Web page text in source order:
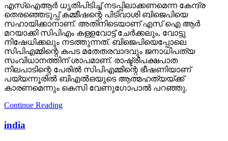
എസ്‌ഐആര്‍ ധൃതിപിടിച്ച് നടപ്പിലാക്കണമെന്ന കേന്ദ്ര
തെരഞ്ഞെടുപ്പ് കമ്മീഷന്റെ പിടിവാശി ബിജെപിയെ
സഹായിക്കാനാണ്. അതിനിടെയാണ് എസ് ഐ ആര്‍
മറയാക്കി സിപിഎം കള്ളവോട്ട് ചേര്‍ക്കലും, വോട്ടു
നിഷേധിക്കലും നടത്തുന്നത്. ബിജെപിയെപ്പോലെ
സിപിഎമ്മിന്റെ കപട മതേതരവാദവും ജനാധിപത്യ
സംവിധാനത്തിന് ശാപമാണ്. രാഷ്ട്രീപക്ഷപാത
നിലപാടിന്റെ പേരില്‍ സിപിഎമ്മിന്റെ ഭീഷണിയാണ്
പയ്യന്നൂരില്‍ ബിഎല്‍ഒയുടെ ആത്മഹത്യയ്ക്ക്
കാരണമെന്നും കെസി വേണുഗോപാല്‍ പറഞ്ഞു.
Continue Reading
india